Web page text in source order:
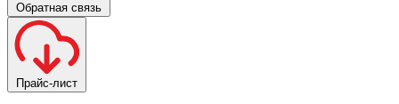
Обратная связь
Прайс-лист